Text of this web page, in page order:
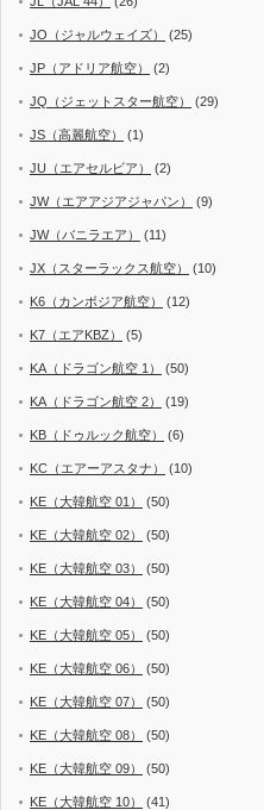
JO（ジャルウェイズ） (25)
JP（アドリア航空） (2)
JQ（ジェットスター航空） (29)
JS（高麗航空） (1)
JU（エアセルビア） (2)
JW（エアアジアジャパン） (9)
JW（バニラエア） (11)
JX（スターラックス航空） (10)
K6（カンボジア航空） (12)
K7（エアKBZ） (5)
KA（ドラゴン航空 1） (50)
KA（ドラゴン航空 2） (19)
KB（ドゥルック航空） (6)
KC（エアーアスタナ） (10)
KE（大韓航空 01） (50)
KE（大韓航空 02） (50)
KE（大韓航空 03） (50)
KE（大韓航空 04） (50)
KE（大韓航空 05） (50)
KE（大韓航空 06） (50)
KE（大韓航空 07） (50)
KE（大韓航空 08） (50)
KE（大韓航空 09） (50)
KE（大韓航空 10） (41)